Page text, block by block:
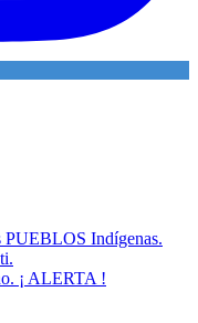
PUEBLOS Indígenas.
¡ ALERTA !